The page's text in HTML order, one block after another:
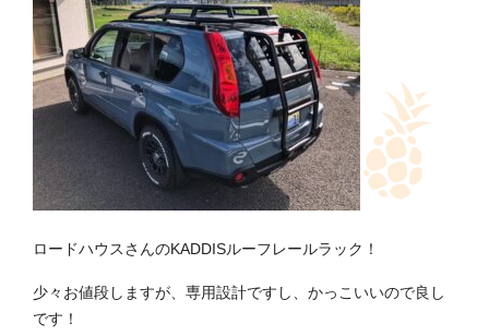
ロードハウスさんのKADDISルーフレールラック！
少々お値段しますが、専用設計ですし、かっこいいので良し
です！